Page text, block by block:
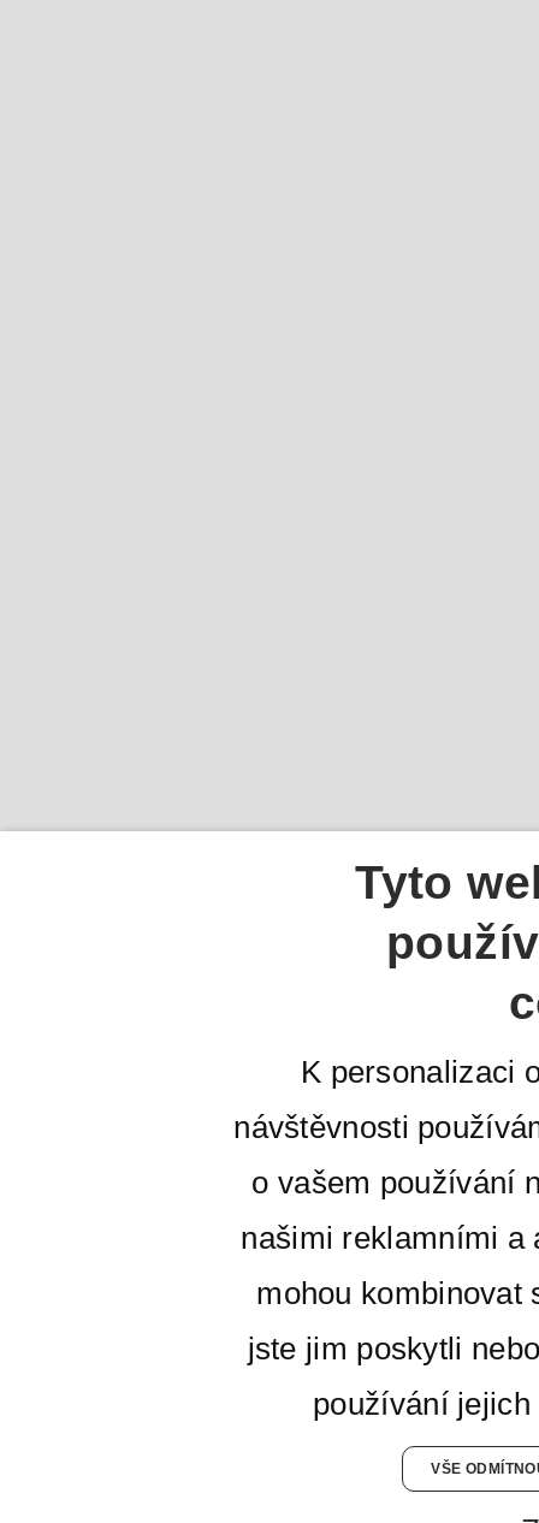
Tyto
K personalizaci
návštěvnosti
o vašem používání
našimi reklamními a
mohou kombinovat
jste jim poskytli
používání
VŠE